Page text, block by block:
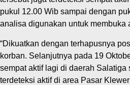
pukul 12.00 Wib sampai dengan
analisa digunakan untuk membuka
“Dikuatkan dengan terhapusnya
korban. Selanjutnya pada 19
sempat aktif lagi di daerah Salatiga
terdeteksi aktif di area Pasar